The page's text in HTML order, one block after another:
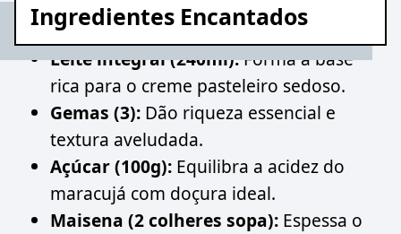
Ingredientes Encantados
Leite integral (240ml):Forma a base
rica para o creme pasteleiro sedoso.
Gemas (3): Dão riqueza essencial e
textura aveludada.
Açúcar (100g): Equilibra a acidez do
maracujá com doçura ideal.
Maisena (2 colheres sopa): Espessa o